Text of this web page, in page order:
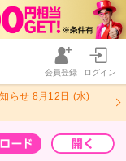
会員登録 ログイン
らせ 8月12日 (水)